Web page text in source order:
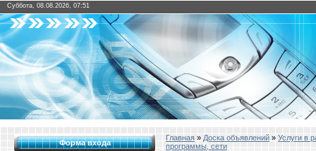
Суббота, 08.08.2026, 07:51
Форма входа
Главная » Доска объявлений » Услуги в
программы, сети